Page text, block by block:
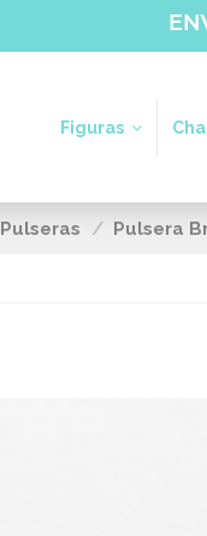
Figuras
Pulseras Pulsera